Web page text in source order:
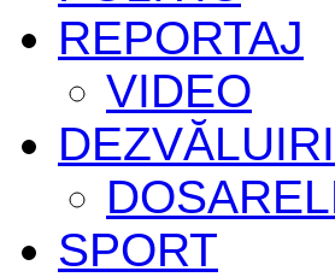
REPORTAJ
VIDEO
DEZVĂLUIRI
SPORT